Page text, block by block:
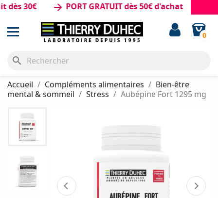
arrow_forward PORT GRATUIT dès 50€ d'achat
0
search
Accueil Compléments alimentaires
Bien-être
mental & sommeil
Stress Aubépine Fort 1295 mg